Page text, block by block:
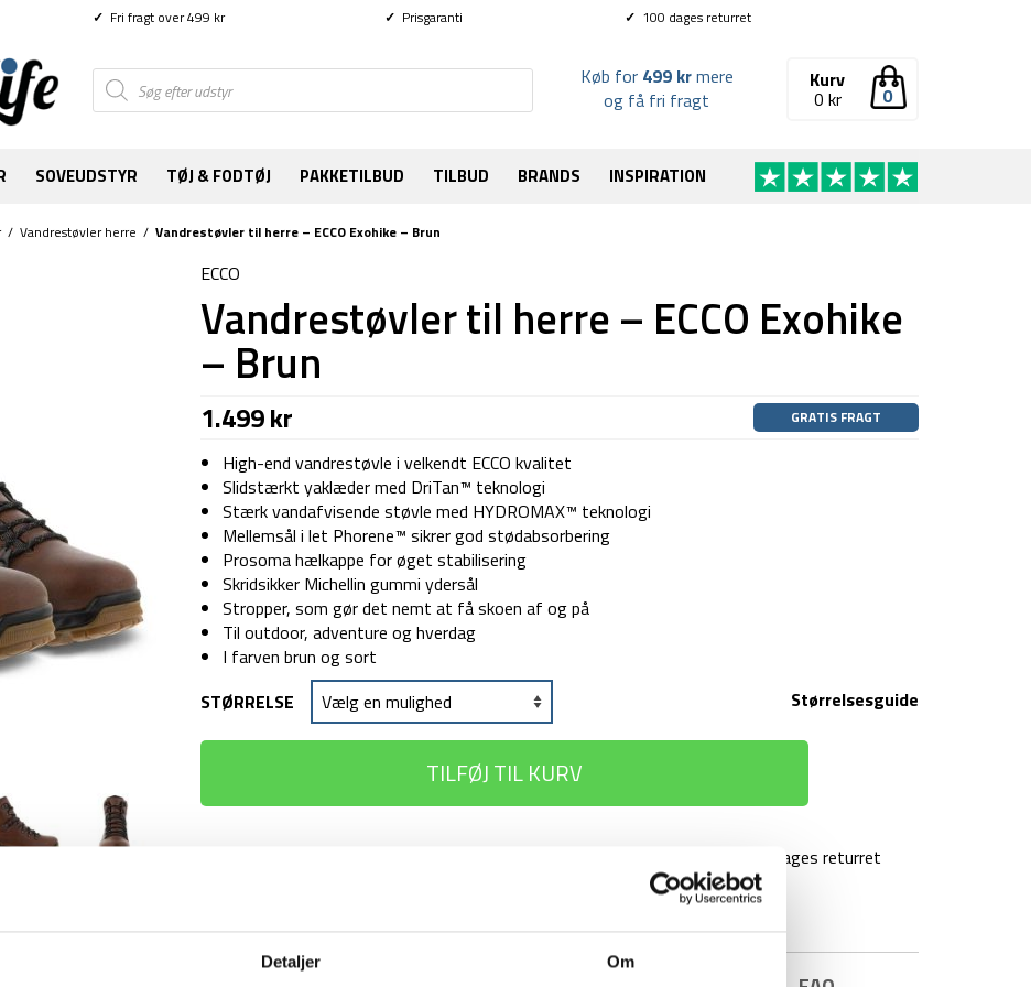
Detaljer Om
✓ Fri fragt over 499 kr ✓ Prisgaranti ✓ 100 dages returret
Products
search 0
Kurv
0 kr
Køb for 499 krmere
og få fri fragt
SOVEUDSTYR TØJ & FODTØJ PAKKETILBUD TILBUD BRANDS INSPIRATION
/ Vandrestøvler herre / Vandrestøvler til herre – ECCO Exohike – Brun
ECCO
Vandrestøvler til herre – ECCO Exohike
– Brun
1.499kr GRATIS FRAGT
High-end vandrestøvle i velkendt ECCO kvalitet
Slidstærkt yaklæder med DriTan™ teknologi
Stærk vandafvisende støvle med HYDROMAX™ teknologi
Mellemsål i let Phorene™ sikrer god stødabsorbering
Prosoma hælkappe for øget stabilisering
Skridsikker Michellin gummi ydersål
Stropper, som gør det nemt at få skoen af og på
Til outdoor, adventure og hverdag
I farven brun og sort
Størrelsesguide
STØRRELSE
TILFØJ TIL KURV
100 dages returret